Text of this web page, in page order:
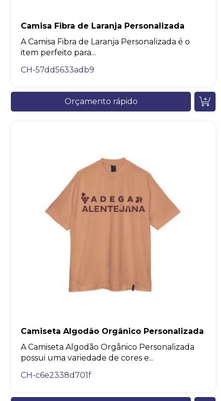
Camisa Fibra de Laranja Personalizada
A Camisa Fibra de Laranja Personalizada é o
item perfeito para...
CH-57dd5633adb9
Orçamento rápido
Camiseta Algodão Orgânico Personalizada
A Camiseta Algodão Orgânico Personalizada
possui uma variedade de cores e...
CH-c6e2338d701f